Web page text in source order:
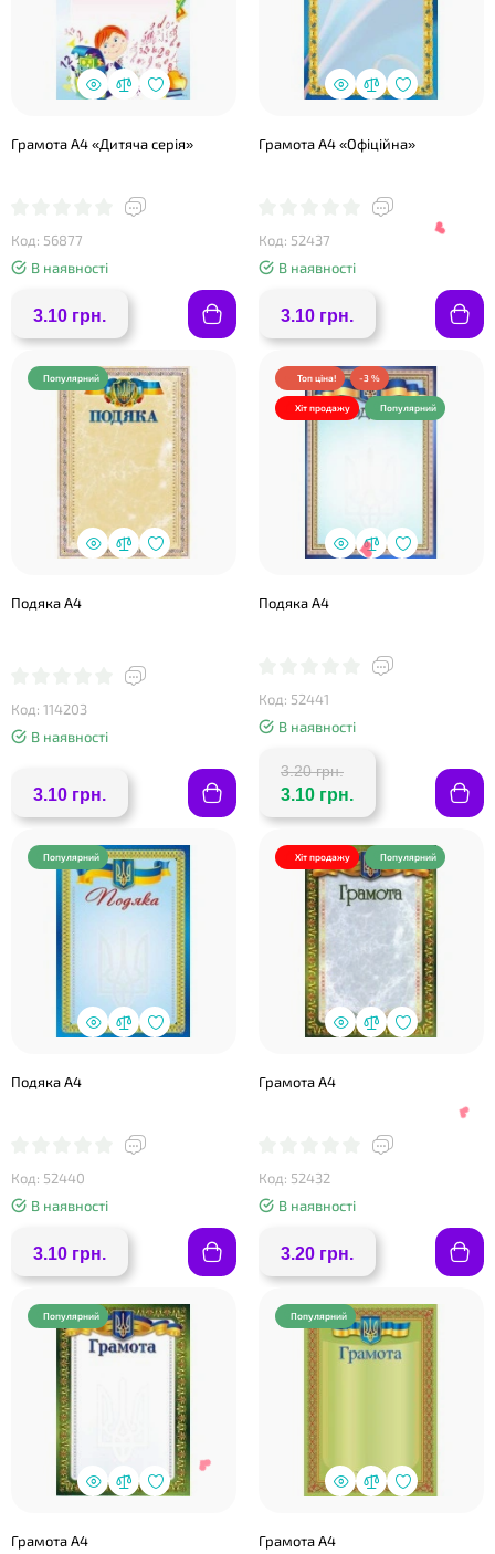
Грамота А4 «Дитяча серія»
Код: 56877
В наявності
3.10 грн.
Грамота А4 «Офіційна»
Код: 52437
В наявності
3.10 грн.
Популярний
Подяка А4
Код: 114203
В наявності
3.10 грн.
Топ ціна! -3 %
Хіт продажу Популярний
Подяка А4
Код: 52441
В наявності
3.20 грн.
3.10 грн.
Популярний
Подяка А4
Код: 52440
В наявності
3.10 грн.
Хіт продажу Популярний
Грамота А4
Код: 52432
В наявності
3.20 грн.
Популярний
Грамота А4
Популярний
Грамота А4
❤
❤